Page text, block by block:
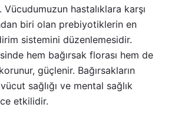
hastalıklara karşı
biri olan prebiyotiklerin en
sistemini düzenlemesidir.
hem bağırsak florası hem de
güçlenir. Bağırsakların
sağlığı ve mental sağlık
etkilidir.